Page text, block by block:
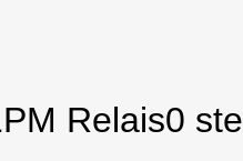
Relais0